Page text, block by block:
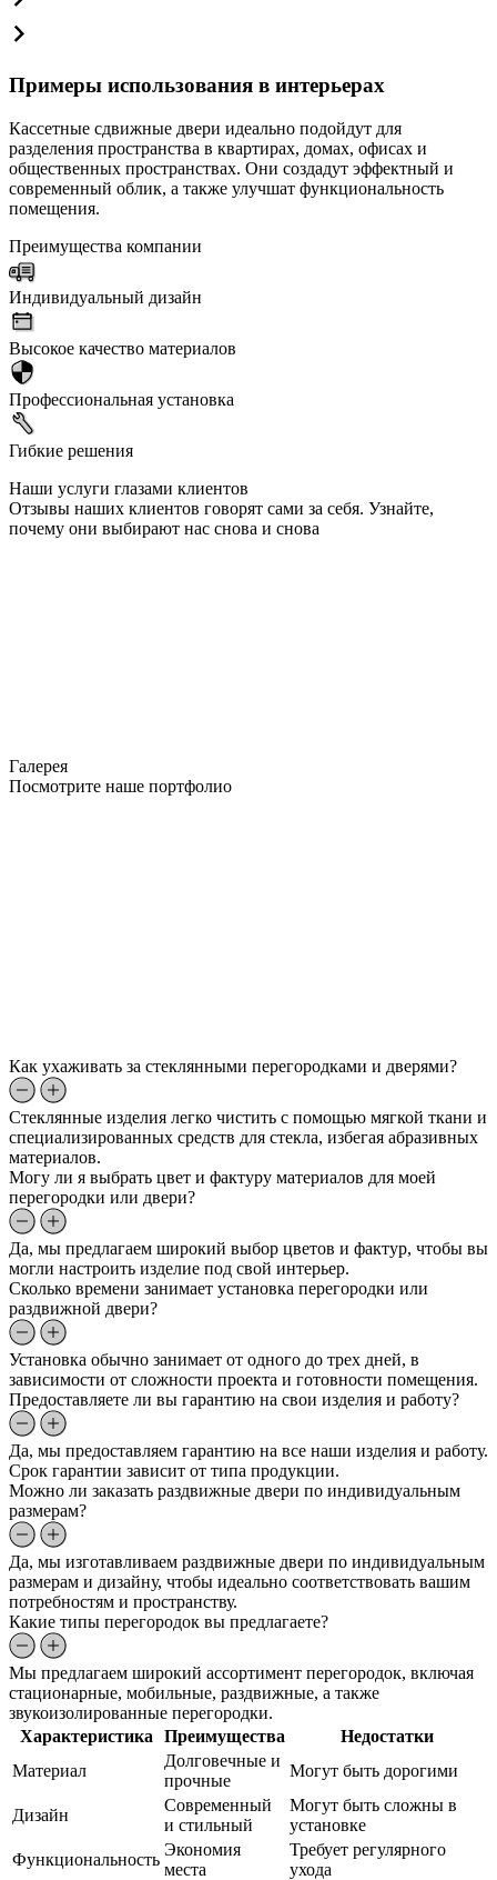
Примеры использования в интерьерах
Кассетные сдвижные двери идеально подойдут для
разделения пространства в квартирах, домах, офисах и
общественных пространствах. Они создадут эффектный и
современный облик, а также улучшат функциональность
помещения.
Преимущества компании
Индивидуальный дизайн
Высокое качество материалов
Профессиональная установка
Гибкие решения
Наши услуги глазами клиентов
Отзывы наших клиентов говорят сами за себя. Узнайте,
почему они выбирают нас снова и снова
Галерея
Посмотрите наше портфолио
Как ухаживать за стеклянными перегородками и дверями?
Стеклянные изделия легко чистить с помощью мягкой ткани и
специализированных средств для стекла, избегая абразивных
материалов.
Могу ли я выбрать цвет и фактуру материалов для моей
перегородки или двери?
Да, мы предлагаем широкий выбор цветов и фактур, чтобы вы
могли настроить изделие под свой интерьер.
Сколько времени занимает установка перегородки или
раздвижной двери?
Установка обычно занимает от одного до трех дней, в
зависимости от сложности проекта и готовности помещения.
Предоставляете ли вы гарантию на свои изделия и работу?
Да, мы предоставляем гарантию на все наши изделия и работу.
Срок гарантии зависит от типа продукции.
Можно ли заказать раздвижные двери по индивидуальным
размерам?
Да, мы изготавливаем раздвижные двери по индивидуальным
размерам и дизайну, чтобы идеально соответствовать вашим
потребностям и пространству.
Какие типы перегородок вы предлагаете?
Мы предлагаем широкий ассортимент перегородок, включая
стационарные, мобильные, раздвижные, а также
звукоизолированные перегородки.
Характеристика
Преимущества
Недостатки
Материал
Долговечные и
прочные
Могут быть дорогими
Дизайн
Современный
и стильный
Могут быть сложны в
установке
Функциональность
Экономия
места
Требует регулярного
ухода